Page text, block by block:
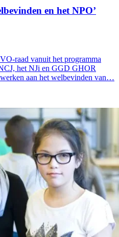
en het NPO’
raad vanuit het programma
het NJi en GGD GHOR
aan het welbevinden van…